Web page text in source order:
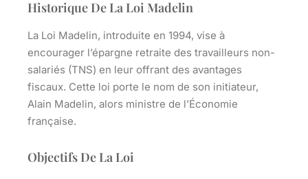
Historique De La Loi Madelin
La Loi Madelin, introduite en 1994, vise à
encourager l’épargne retraite des travailleurs non-
salariés (TNS) en leur offrant des avantages
fiscaux. Cette loi porte le nom de son initiateur,
Alain Madelin, alors ministre de l’Économie
française.
Objectifs De La Loi